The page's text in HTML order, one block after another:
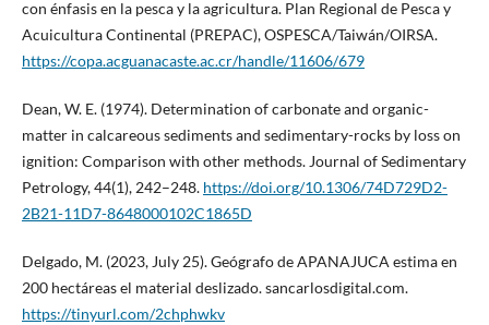
con énfasis en la pesca y la agricultura. Plan Regional de Pesca y
Acuicultura Continental (PREPAC), OSPESCA/Taiwán/OIRSA.
https://copa.acguanacaste.ac.cr/handle/11606/679
Dean, W. E. (1974). Determination of carbonate and organic-
matter in calcareous sediments and sedimentary-rocks by loss on
ignition: Comparison with other methods. Journal of Sedimentary
Petrology, 44(1), 242–248. https://doi.org/10.1306/74D729D2-
2B21-11D7-8648000102C1865D
Delgado, M. (2023, July 25). Geógrafo de APANAJUCA estima en
200 hectáreas el material deslizado. sancarlosdigital.com.
https://tinyurl.com/2chphwkv